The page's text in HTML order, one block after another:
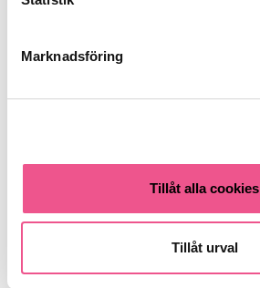
Marknadsföring
Tillåt alla cookies
Tillåt urval
Behandling